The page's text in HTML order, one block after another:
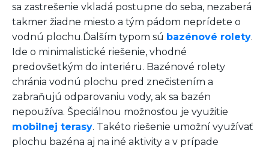
sa zastrešenie vkladá postupne do seba, nezaberá
takmer žiadne miesto a tým pádom neprídete o
vodnú plochu.Ďalším typom sú bazénové rolety.
Ide o minimalistické riešenie, vhodné
predovšetkým do interiéru. Bazénové rolety
chránia vodnú plochu pred znečistením a
zabraňujú odparovaniu vody, ak sa bazén
nepoužíva. Špeciálnou možnosťou je využitie
mobilnej terasy. Takéto riešenie umožní využívať
plochu bazéna aj na iné aktivity a v prípade